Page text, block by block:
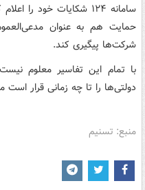
سامانه ۱۲۴ شکایات خود
حمایت هم به عنوان
شرکت‌ها پیگیری کند.
با تمام این تفاسیر معلوم
دولتی‌ها را تا چه زمانی قرار است
منبع: تسنیم